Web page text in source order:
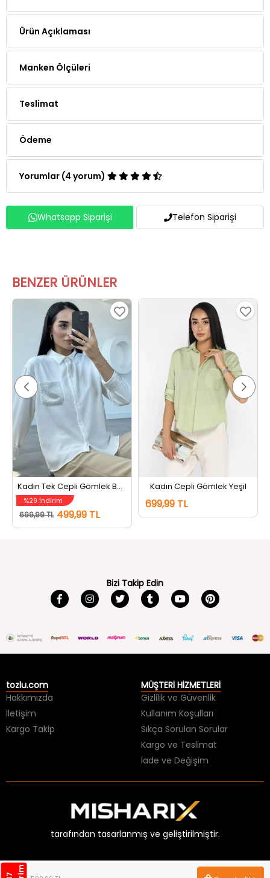
Ürün Açıklaması
Manken Ölçüleri
Teslimat
Ödeme
Yorumlar (4 yorum)
Whatsapp Siparişi Telefon Siparişi
BENZER ÜRÜNLER
Kadın Tek Cepli Gömlek Beyaz
%29 İndirim
699,99 TL 499,99 TL
Kadın Cepli Gömlek Yeşil
699,99 TL
Bizi Takip Edin
tozlu.com
Hakkımızda
İletişim
Kargo Takip
MÜŞTERİ HİZMETLERİ
Gizlilik ve Güvenlik
Kullanım Koşulları
Sıkça Sorulan Sorular
Kargo ve Teslimat
İade ve Değişim
tarafından tasarlanmış ve geliştirilmiştir.